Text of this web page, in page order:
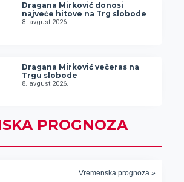
Dragana Mirković donosi
najveće hitove na Trg slobode
8. avgust 2026.
Dragana Mirković večeras na
Trgu slobode
8. avgust 2026.
PROGNOZA